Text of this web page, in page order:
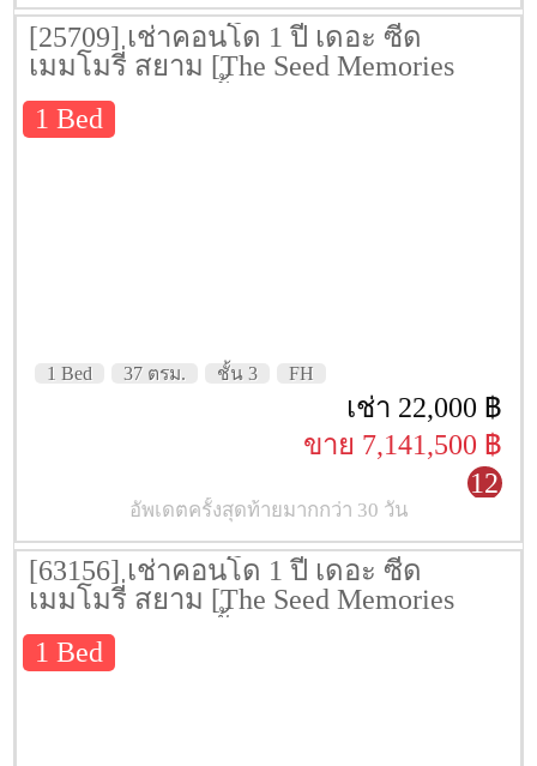
[25709] เช่าคอนโด 1 ปี เดอะ ซี้ด
เมมโมรี่ สยาม [The Seed Memories
Siam] 37 ตรม. ชั้น 3
1 Bed
1 Bed 37 ตรม. ชั้น 3 FH
เช่า 22,000 ฿
ขาย 7,141,500 ฿
12
อัพเดตครั้งสุดท้ายมากกว่า 30 วัน
[63156] เช่าคอนโด 1 ปี เดอะ ซี้ด
เมมโมรี่ สยาม [The Seed Memories
Siam] 37 ตรม. ชั้น 3
1 Bed